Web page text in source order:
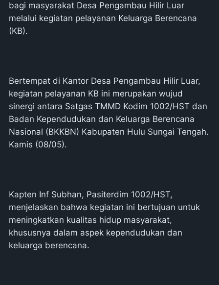
bagi masyarakat Desa Pengambau Hilir Luar
melalui kegiatan pelayanan Keluarga Berencana
(KB).
Bertempat di Kantor Desa Pengambau Hilir Luar,
kegiatan pelayanan KB ini merupakan wujud
sinergi antara Satgas TMMD Kodim 1002/HST dan
Badan Kependudukan dan Keluarga Berencana
Nasional (BKKBN) Kabupaten Hulu Sungai Tengah.
Kamis (08/05).
Kapten Inf Subhan, Pasiterdim 1002/HST,
menjelaskan bahwa kegiatan ini bertujuan untuk
meningkatkan kualitas hidup masyarakat,
khususnya dalam aspek kependudukan dan
keluarga berencana.